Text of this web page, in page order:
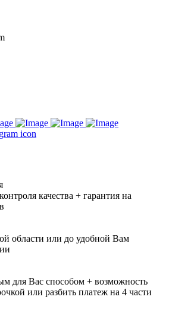
качества + гарантия на
области или до удобной Вам
для Вас способом + возможность
или разбить платеж на 4 части